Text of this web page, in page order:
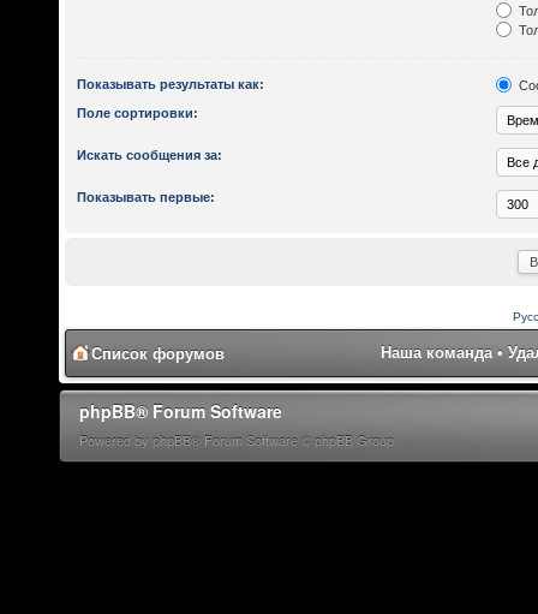
Показывать результаты как:
Поле сортировки:
Искать сообщения за:
Показывать первые:
Список форумов Наша команда •
phpBB® Forum Software
Powered by phpBB® Forum Software © phpBB Group